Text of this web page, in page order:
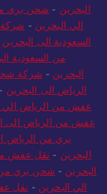
البحرين - شحن بري
الي البحرين - شركة
السعودية الى البحرين
من السعودية
البحرين - شركة
الرياض الى البحرين -
عفش من الرياض الي
عفش من الرياض الى
بري من الرياض
البحرين - نقل عفش
البحرين - شحن بري من
الي البحرين - نقل